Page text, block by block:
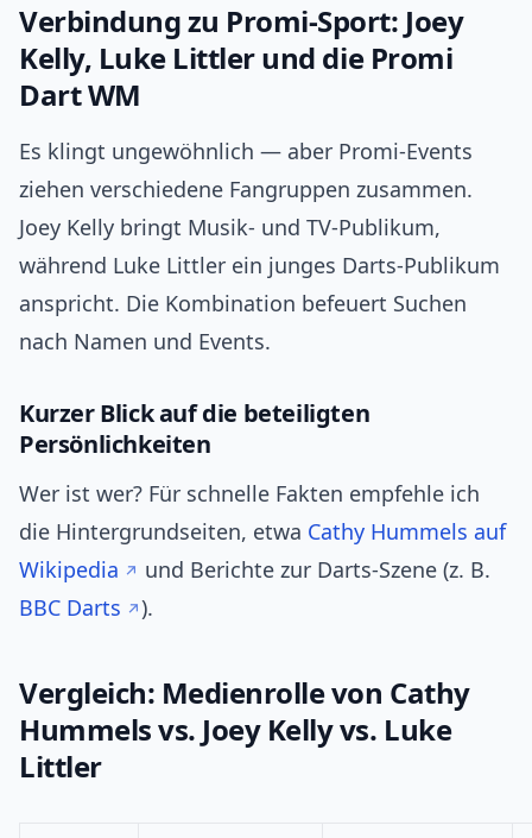
Verbindung zu Promi‑Sport: Joey
Kelly, Luke Littler und die Promi
Dart WM
Es klingt ungewöhnlich — aber Promi‑Events
ziehen verschiedene Fangruppen zusammen.
Joey Kelly bringt Musik‑ und TV‑Publikum,
während Luke Littler ein junges Darts‑Publikum
anspricht. Die Kombination befeuert Suchen
nach Namen und Events.
Kurzer Blick auf die beteiligten
Persönlichkeiten
Wer ist wer? Für schnelle Fakten empfehle ich
die Hintergrundseiten, etwa Cathy Hummels auf
Wikipedia
und Berichte zur Darts‑Szene (z. B.
BBC Darts
).
Vergleich: Medienrolle von Cathy
Hummels vs. Joey Kelly vs. Luke
Littler